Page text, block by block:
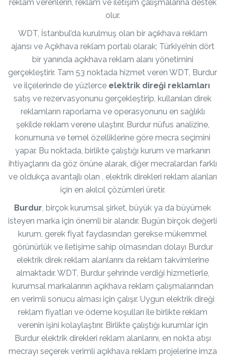
reklam verenlerin, reklam ve iletişim çalışmalarına destek
olur.
WDT, İstanbul’da kurulmuş olan bir açıkhava reklam
ajansı ve Açıkhava reklam portalı olarak; Türkiye’nin dört
bir yanında açıkhava reklam alanı yönetimini
gerçekleştirir. Tam 53 noktada hizmet veren WDT, Burdur
ve ilçelerinde de yüzlerce elektrik direği reklamları
satış ve rezervasyonunu gerçekleştirip, kullanılan direk
reklamların raporlama ve operasyonunu en sağlıklı
şekilde reklam verene ulaştırır. Burdur nüfus analizine,
konumuna ve temel özelliklerine göre mecra seçimini
yapar. Bu noktada, birlikte çalıştığı kurum ve markanın
ihtiyaçlarını da göz önüne alarak, diğer mecralardan farklı
ve oldukça avantajlı olan , elektrik direkleri reklam alanları
için en akılcıl çözümleri üretir.
Burdur, birçok kurumsal şirket, büyük ya da büyümek
isteyen marka için önemli bir alandır. Bugün birçok değerli
kurum, gerek fiyat faydasından gerekse mükemmel
görünürlük ve iletişime sahip olmasından dolayı Burdur
elektrik direk reklam alanlarını da reklam takvimlerine
almaktadır. WDT, Burdur şehrinde verdiği hizmetlerle,
kurumsal markalarının açıkhava reklam çalışmalarından
en verimli sonucu alması için çalışır. Uygun elektrik direği
reklam fiyatları ve ödeme koşulları ile birlikte reklam
verenin işini kolaylaştırır. Birlikte çalıştığı kurumlar için
Burdur elektrik direkleri reklam alanlarını, en nokta atışı
mecrayı seçerek verimli açıkhava reklam projelerine imza